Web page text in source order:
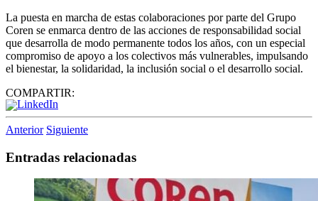
La puesta en marcha de estas colaboraciones por parte del Grupo
Coren se enmarca dentro de las acciones de responsabilidad social
que desarrolla de modo permanente todos los años, con un especial
compromiso de apoyo a los colectivos más vulnerables, impulsando
el bienestar, la solidaridad, la inclusión social o el desarrollo social.
COMPARTIR:
Anterior Siguiente
Entradas relacionadas